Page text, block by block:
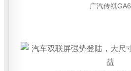
广汽传祺GA6